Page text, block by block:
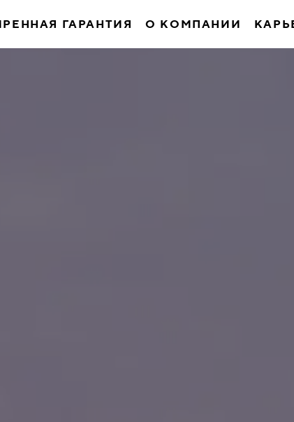
ГАРАНТИЯ О КОМПАНИИ